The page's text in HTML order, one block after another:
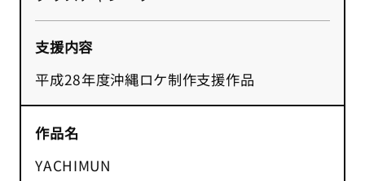
支援内容
平成28年度沖縄ロケ制作支援作品
作品名
YACHIMUN